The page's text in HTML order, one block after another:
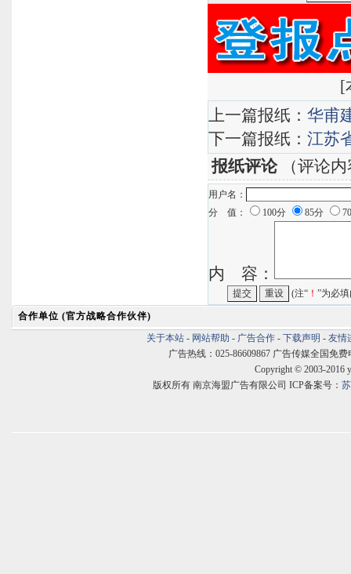
[
上一篇报纸： 华甫
下一篇报纸： 江苏
报纸评论（评论内
用户名：
分 值：
100分 85分
内 容：
(注“ ！ ”为必
合作单位 (官方战略合作伙伴)
关于本站 - 网站帮助 - 广告合作 - 下载声明 - 友情
广告热线：025-86609867 广告传媒全国免费
Copyright © 2003-2016
版权所有 南京海盟广告有限公司 ICP备案号：